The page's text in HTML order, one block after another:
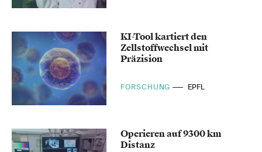
KI-Tool kartiert den
Zellstoffwechsel mit
Präzision
FORSCHUNG EPFL
Operieren auf 9300 km
Distanz